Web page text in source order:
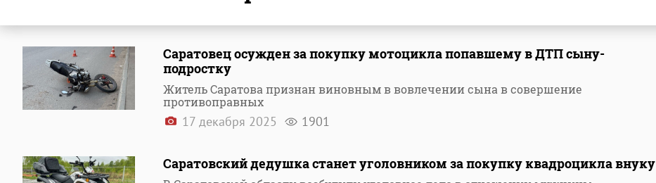
Саратовец осужден за покупку мотоцикла попавшему в ДТП сыну-
подростку
Житель Саратова признан виновным в вовлечении сына в совершение
противоправных
17 декабря 2025 1901
Саратовский дедушка станет уголовником за покупку квадроцикла внуку